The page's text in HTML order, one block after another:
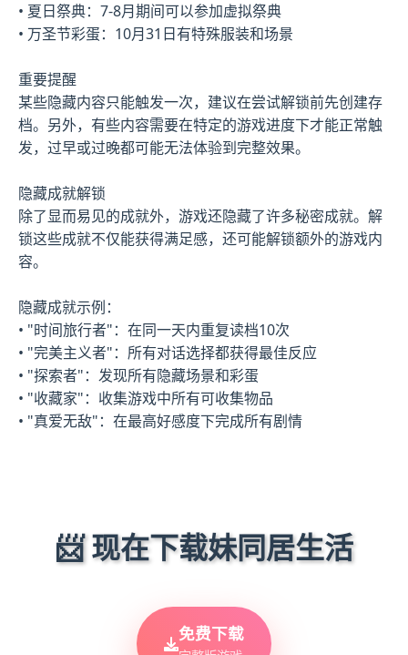
• 夏日祭典：7-8月期间可以参加虚拟祭典
• 万圣节彩蛋：10月31日有特殊服装和场景
重要提醒
某些隐藏内容只能触发一次，建议在尝试解锁前先创建存
档。另外，有些内容需要在特定的游戏进度下才能正常触
发，过早或过晚都可能无法体验到完整效果。
隐藏成就解锁
除了显而易见的成就外，游戏还隐藏了许多秘密成就。解
锁这些成就不仅能获得满足感，还可能解锁额外的游戏内
容。
隐藏成就示例：
• "时间旅行者"：在同一天内重复读档10次
• "完美主义者"：所有对话选择都获得最佳反应
• "探索者"：发现所有隐藏场景和彩蛋
• "收藏家"：收集游戏中所有可收集物品
• "真爱无敌"：在最高好感度下完成所有剧情
📨 现在下载妹同居生活
免费下载